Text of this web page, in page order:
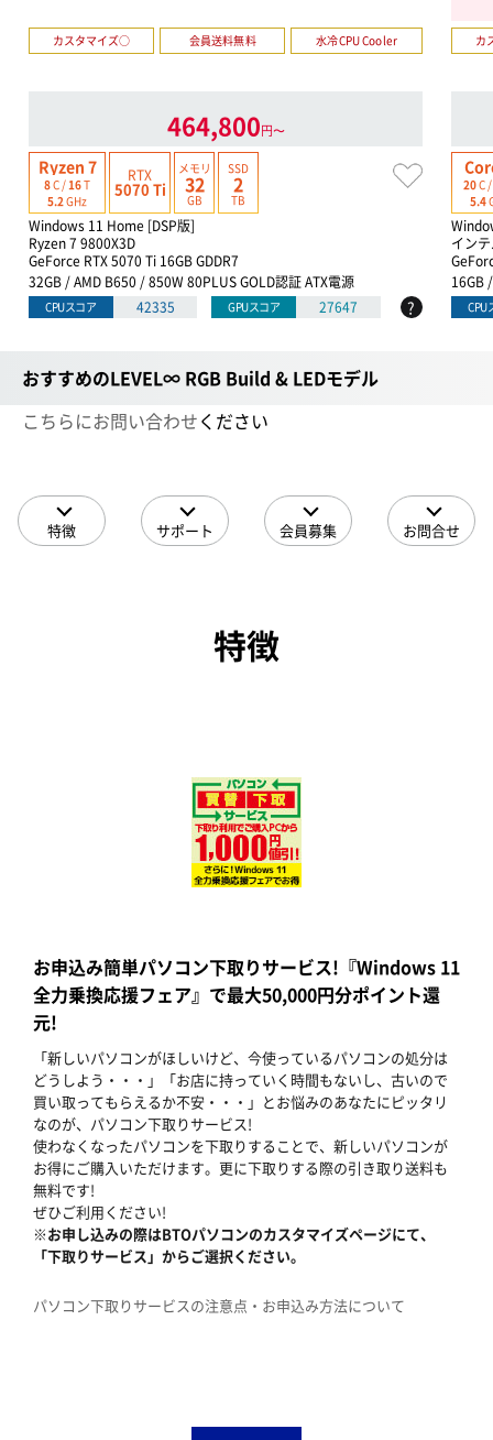
カスタマイズ○ 会員送料無料 水冷CPU Cooler
464,800円〜
Ryzen 7
8C /16T
5.2 GHz
RTX
5070 Ti
メモリ
32
GB
SSD
2
TB
Windows 11 Home [DSP版]
Ryzen 7 9800X3D
GeForce RTX 5070 Ti 16GB GDDR7
32GB / AMD B650 / 850W 80PLUS GOLD認証 ATX電源
CPUスコア 42335 GPUスコア 27647 ?
カ
20C /
5.4
イン
16GB
CPU
おすすめのLEVEL∞ RGB Build & LEDモデル
こちらにお問い合わせください
特徴 サポート 会員募集 お問合せ
特徴
お申込み簡単パソコン下取りサービス!『Windows 11
全力乗換応援フェア』で最大50,000円分ポイント還
元!
「新しいパソコンがほしいけど、今使っているパソコンの処分は
どうしよう・・・」「お店に持っていく時間もないし、古いので
買い取ってもらえるか不安・・・」とお悩みのあなたにピッタリ
なのが、パソコン下取りサービス!
使わなくなったパソコンを下取りすることで、新しいパソコンが
お得にご購入いただけます。更に下取りする際の引き取り送料も
無料です!
ぜひご利用ください!
※お申し込みの際はBTOパソコンのカスタマイズページにて、
「下取りサービス」からご選択ください。
パソコン下取りサービスの注意点・お申込み方法について